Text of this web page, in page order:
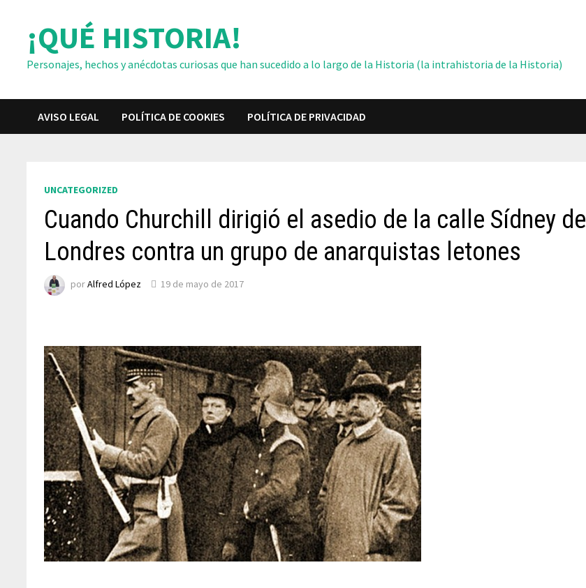
contenido¡QUÉ HISTORIA!
Personajes, hechos y anécdotas curiosas que han sucedido a lo largo de la Historia (la intrahistoria de la Historia)
AVISO LEGAL POLÍTICA DE COOKIES POLÍTICA DE PRIVACIDAD
UNCATEGORIZED
Cuando Churchill dirigió el asedio de la calle Sídney de
Londres contra un grupo de anarquistas letones
porAlfred López 19 de mayo de 2017